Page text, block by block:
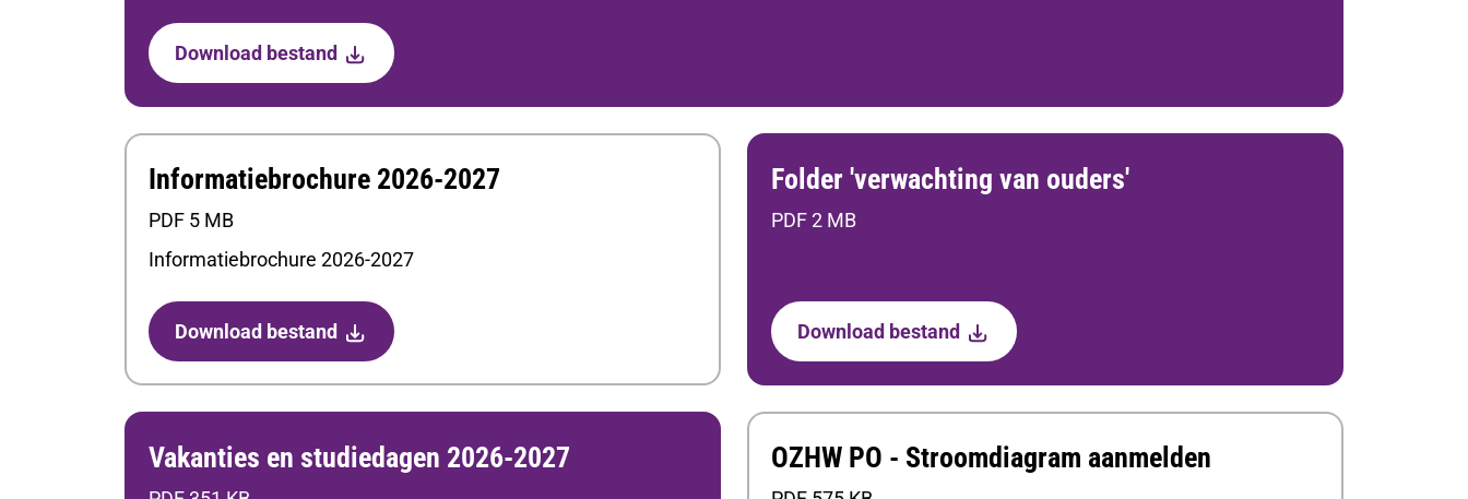
Download bestand
Informatiebrochure 2026-2027
PDF 5 MB
Informatiebrochure 2026-2027
Download bestand
Folder 'verwachting van ouders'
PDF 2 MB
Download bestand
Vakanties en studiedagen 2026-2027 OZHW PO - Stroomdiagram aanmelden